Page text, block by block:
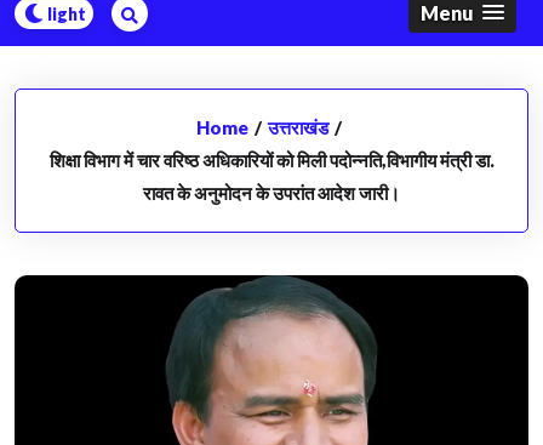
Menu
Home / उत्तराखंड /
शिक्षा विभाग में चार वरिष्ठ अधिकारियों को मिली पदोन्नति,विभागीय मंत्री डा.
रावत के अनुमोदन के उपरांत आदेश जारी।